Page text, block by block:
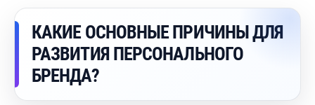
КАКИЕ ОСНОВНЫЕ ПРИЧИНЫ ДЛЯ
РАЗВИТИЯ ПЕРСОНАЛЬНОГО
БРЕНДА?